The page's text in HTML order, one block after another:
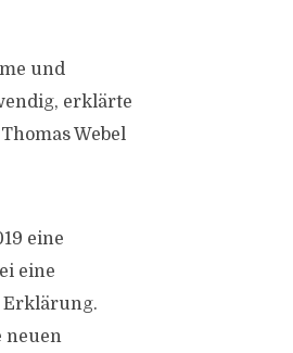
und
erklärte
Webel
eine
eine
Erklärung.
neuen